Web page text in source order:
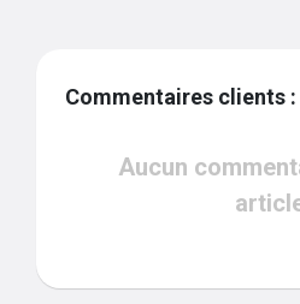
Commentaires clients :
Aucun